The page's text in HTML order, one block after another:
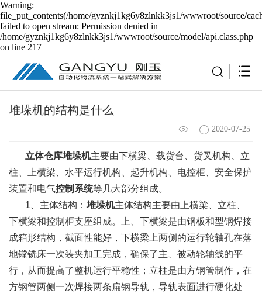
Warning:
file_put_contents(/home/gyznkj1kg6y8zlnkk3js1/wwwroot/source/
failed to open stream: Permission denied in
/home/gyznkj1kg6y8zlnkk3js1/wwwroot/source/model/api.class.php
on line 217
堆垛机的结构是什么
2020-07-25
立体仓库堆垛机主要由下横梁、载货台、货叉机构、立
柱、上横梁、水平运行机构、起升机构、电控柜、安全保护
装置和电气控制系统等几大部分组成。
1、主体结构： 堆垛机主体结构主要由上横梁、立柱、
下横梁和控制柜支座组成。上、下横梁是由钢板和型钢焊接
成箱形结构，截面性能好，下横梁上两侧的运行轮轴孔在落
地镗铣床一次装夹加工完成，确保了主、被动轮轴线的平
行，从而提高了整机运行平稳性；立柱是由方钢管制作，在
方钢管两侧一次焊接两条扁钢导轨，导轨表面进行硬化处